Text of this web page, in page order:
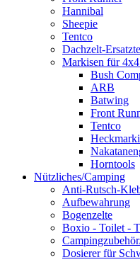
Hannibal
Sheepie
Tentco
Dachzelt-
Markisen für
Bush
ARB
Batwing
Front
Tentco
Horntools
Nützliches/Camping
Anti-Rutsch-
Aufbewahrung
Bogenzelte
Boxio - Toilet -
Dosierer für